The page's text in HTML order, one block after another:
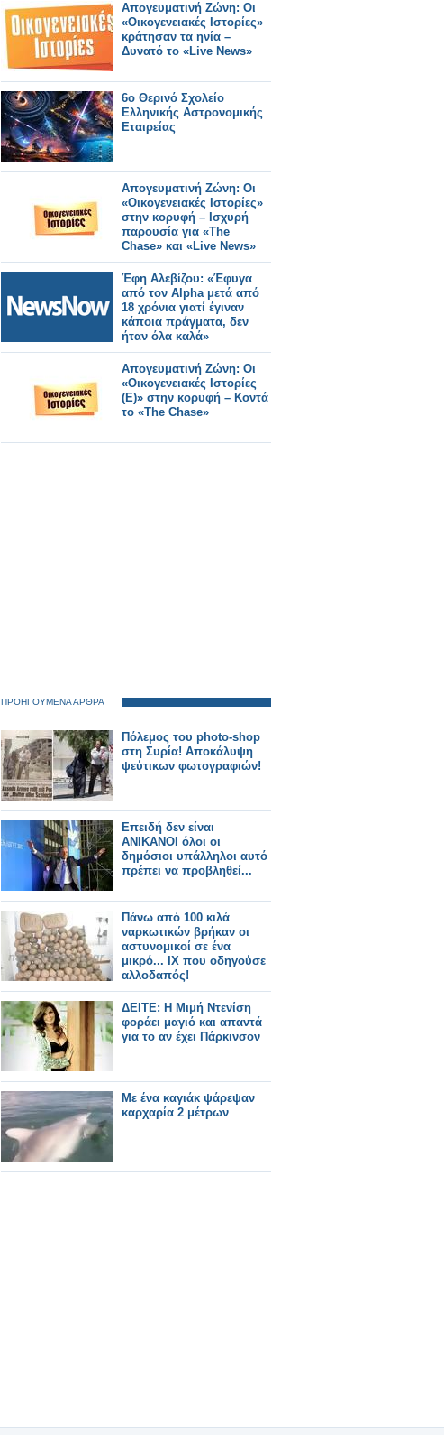
Απογευματινή Ζώνη: Οι
«Οικογενειακές Ιστορίες»
κράτησαν τα ηνία –
Δυνατό το «Live News»
6ο Θερινό Σχολείο
Ελληνικής Αστρονομικής
Εταιρείας
Απογευματινή Ζώνη: Οι
«Οικογενειακές Ιστορίες»
στην κορυφή – Ισχυρή
παρουσία για «The
Chase» και «Live News»
Έφη Αλεβίζου: «Έφυγα
από τον Alpha μετά από
18 χρόνια γιατί έγιναν
κάποια πράγματα, δεν
ήταν όλα καλά»
Απογευματινή Ζώνη: Οι
«Οικογενειακές Ιστορίες
(E)» στην κορυφή – Κοντά
το «The Chase»
ΠΡΟΗΓΟΥΜΕΝΑ ΑΡΘΡΑ
Πόλεμος του photo-shop
στη Συρία! Αποκάλυψη
ψεύτικων φωτογραφιών!
Επειδή δεν είναι
ΑΝΙΚΑΝΟΙ όλοι οι
δημόσιοι υπάλληλοι αυτό
πρέπει να προβληθεί...
Πάνω από 100 κιλά
ναρκωτικών βρήκαν οι
αστυνομικοί σε ένα
μικρό... ΙΧ που οδηγούσε
αλλοδαπός!
ΔΕΙΤΕ: Η Μιμή Ντενίση
φοράει μαγιό και απαντά
για το αν έχει Πάρκινσον
Με ένα καγιάκ ψάρεψαν
καρχαρία 2 μέτρων